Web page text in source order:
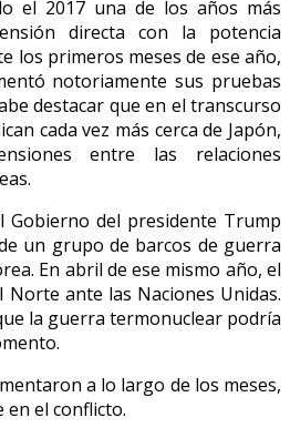
el 2017 una de los años más
directa con la potencia
los primeros meses de ese año,
notoriamente sus pruebas
destacar que en el transcurso
cada vez más cerca de Japón,
entre las relaciones
Gobierno del presidente Trump
un grupo de barcos de guerra
En abril de ese mismo año, el
Norte ante las Naciones Unidas.
la guerra termonuclear podría
a lo largo de los meses,
en el conflicto.